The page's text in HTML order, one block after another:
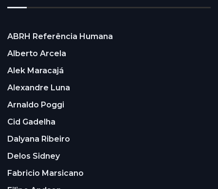
ABRH Referência Humana
Alberto Arcela
Alek Maracajá
Alexandre Luna
Arnaldo Poggi
Cid Gadelha
Dalyana Ribeiro
Delos Sidney
Fabricio Marsicano